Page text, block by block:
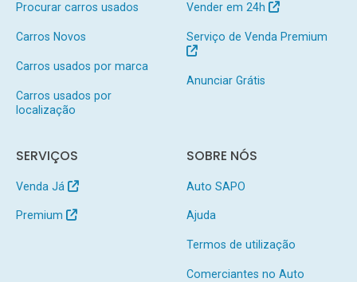
Procurar carros usados
Carros Novos
Carros usados por marca
Carros usados por
localização
Vender em 24h
Serviço de Venda Premium
Anunciar Grátis
SERVIÇOS
Venda Já
Premium
SOBRE NÓS
Auto SAPO
Ajuda
Termos de utilização
Comerciantes no Auto